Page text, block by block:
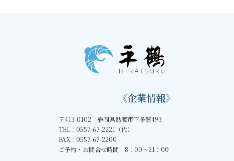
《企業情報》
〒413-0102 静岡県熱海市下多賀493
TEL：0557-67-2221（代）
FAX：0557-67-2200
ご予約・お問合せ時間 8：00～21：00